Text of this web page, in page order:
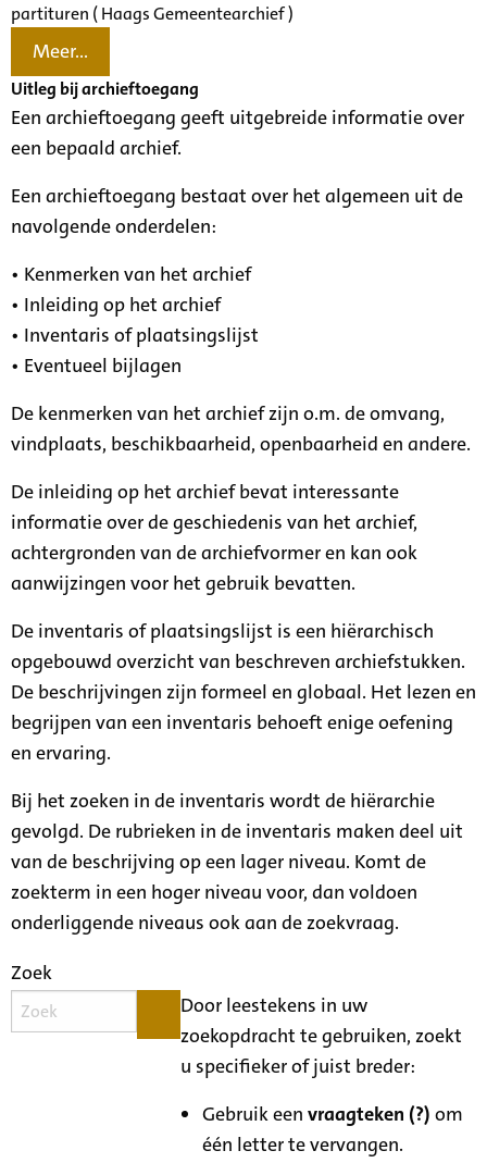
partituren ( Haags Gemeentearchief )
Meer...
Uitleg bij archieftoegang
Een archieftoegang geeft uitgebreide informatie over
een bepaald archief.
Een archieftoegang bestaat over het algemeen uit de
navolgende onderdelen:
• Kenmerken van het archief
• Inleiding op het archief
• Inventaris of plaatsingslijst
• Eventueel bijlagen
De kenmerken van het archief zijn o.m. de omvang,
vindplaats, beschikbaarheid, openbaarheid en andere.
De inleiding op het archief bevat interessante
informatie over de geschiedenis van het archief,
achtergronden van de archiefvormer en kan ook
aanwijzingen voor het gebruik bevatten.
De inventaris of plaatsingslijst is een hiërarchisch
opgebouwd overzicht van beschreven archiefstukken.
De beschrijvingen zijn formeel en globaal. Het lezen en
begrijpen van een inventaris behoeft enige oefening
en ervaring.
Bij het zoeken in de inventaris wordt de hiërarchie
gevolgd. De rubrieken in de inventaris maken deel uit
van de beschrijving op een lager niveau. Komt de
zoekterm in een hoger niveau voor, dan voldoen
onderliggende niveaus ook aan de zoekvraag.
Zoek
Door leestekens in uw
zoekopdracht te gebruiken, zoekt
u specifieker of juist breder:
Gebruik eenvraagteken (?) om
één letter te vervangen.